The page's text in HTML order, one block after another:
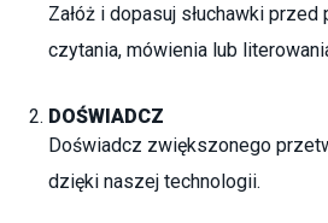
Załóż i dopasuj słuchawki
czytania, mówienia lub
DOŚWIADCZ
Doświadcz zwiększonego
dzięki naszej technologii.